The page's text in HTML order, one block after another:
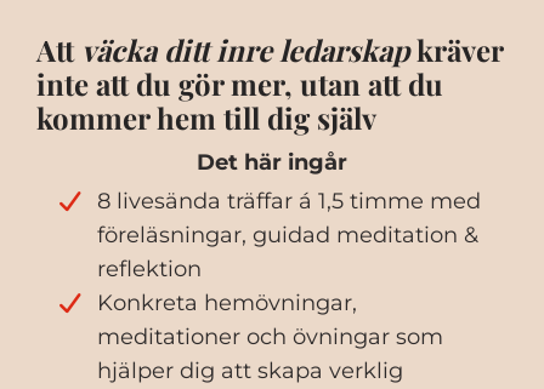
Att väcka ditt inre ledarskapkräver
inte att du gör mer, utan att du
kommer hem till dig själv
Det här ingår
8 livesända träffar á 1,5 timme med
föreläsningar, guidad meditation &
reflektion
Konkreta hemövningar,
meditationer och övningar som
hjälper dig att skapa verklig